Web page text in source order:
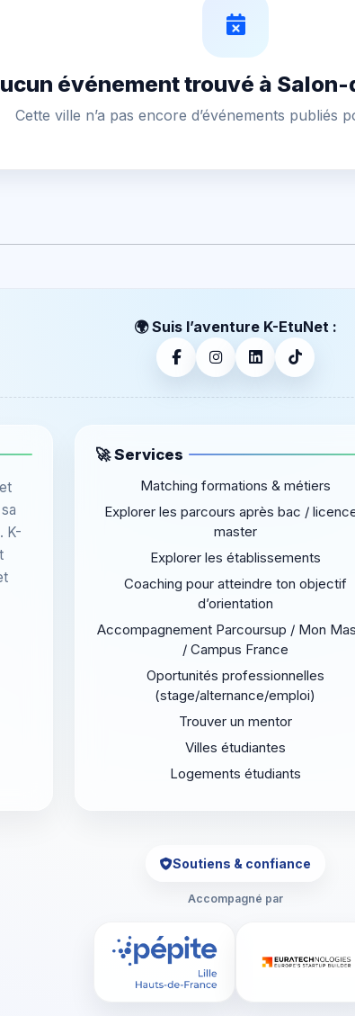
événement trouvé à
Cette ville n’a pas encore d’événements publiés
🌍 Suis l’aventure K-EtuNet :
K-
🚀 Services
Matching formations & métiers
Explorer les parcours après bac /
master
Explorer les établissements
Coaching pour atteindre ton objectif
d’orientation
Accompagnement Parcoursup / Mon
/ Campus France
Oportunités professionnelles
(stage/alternance/emploi)
Trouver un mentor
Villes étudiantes
Logements étudiants
Soutiens & confiance
Accompagné par